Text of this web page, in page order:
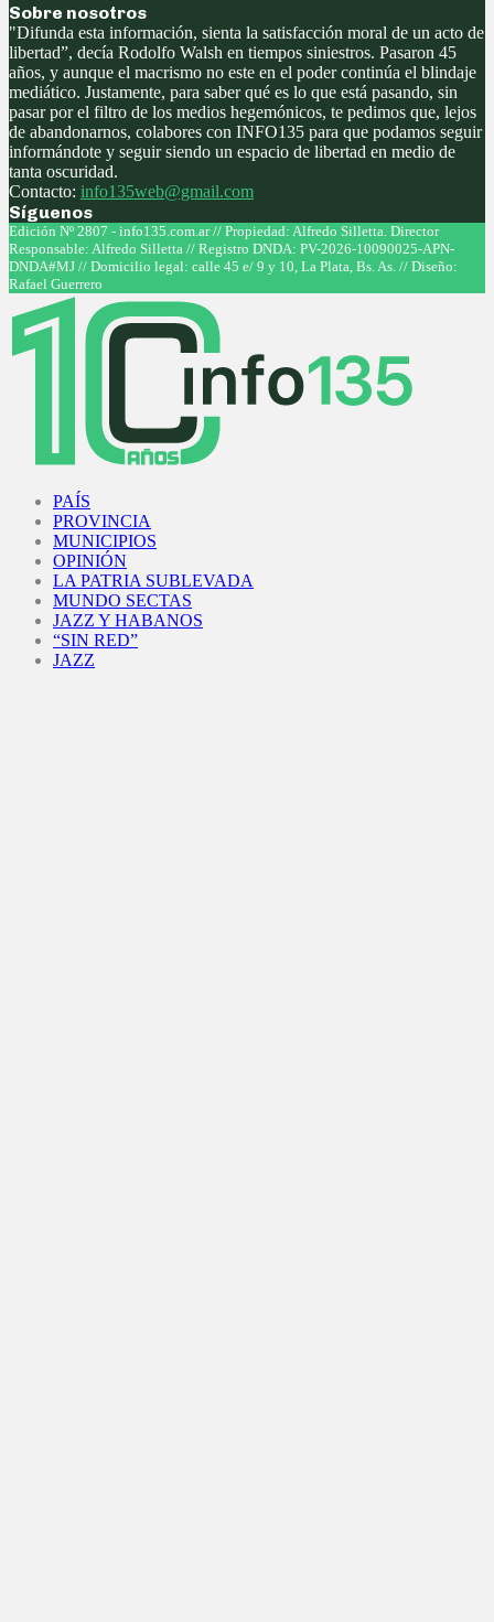
Sobre nosotros
"Difunda esta información, sienta la satisfacción moral de un acto de
libertad”, decía Rodolfo Walsh en tiempos siniestros. Pasaron 45
años, y aunque el macrismo no este en el poder continúa el blindaje
mediático. Justamente, para saber qué es lo que está pasando, sin
pasar por el filtro de los medios hegemónicos, te pedimos que, lejos
de abandonarnos, colabores con INFO135 para que podamos seguir
informándote y seguir siendo un espacio de libertad en medio de
tanta oscuridad.
Contacto: info135web@gmail.com
Síguenos
Facebook
Twitter
Instagram
Youtube
Edición Nº 2807 - info135.com.ar // Propiedad: Alfredo Silletta. Director
Responsable: Alfredo Silletta // Registro DNDA: PV-2026-10090025-APN-
DNDA#MJ // Domicilio legal: calle 45 e/ 9 y 10, La Plata, Bs. As. // Diseño:
Rafael Guerrero
PAÍS
PROVINCIA
MUNICIPIOS
OPINIÓN
LA PATRIA SUBLEVADA
MUNDO SECTAS
JAZZ Y HABANOS
“SIN RED”
JAZZ